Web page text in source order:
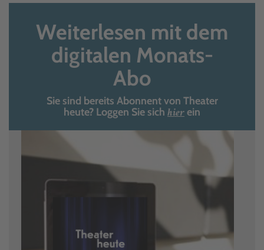
Weiterlesen mit dem
digitalen Monats-
Abo
Sie sind bereits Abonnent von Theater
heute? Loggen Sie sich hierein